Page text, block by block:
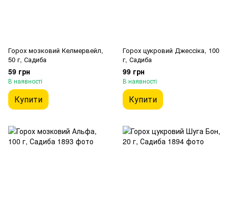
Горох мозковий Келмервейл,
50 г, Садиба
59 грн
В наявності
Купити
Горох цукровий Джессіка, 100
г, Садиба
99 грн
В наявності
Купити